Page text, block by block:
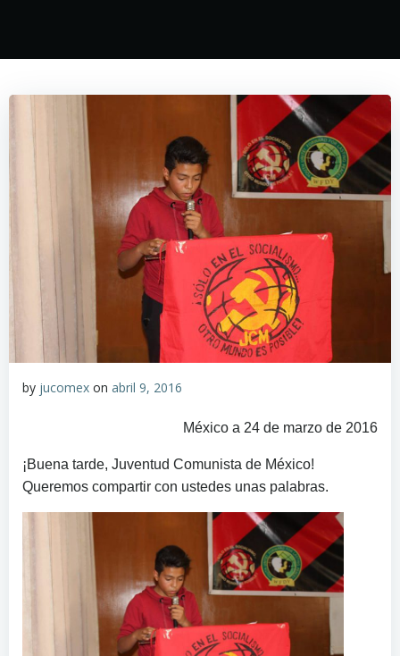
by jucomex on abril 9, 2016
México a 24 de marzo de 2016
¡Buena tarde, Juventud Comunista de México!
Queremos compartir con ustedes unas palabras.